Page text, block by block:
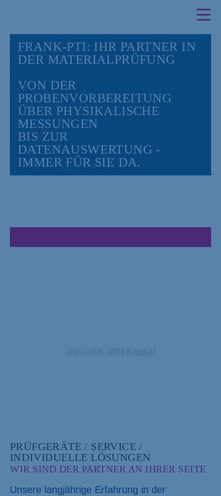
FRANK-PTI: IHR PARTNER IN
DER MATERIALPRÜFUNG
VON DER
PROBENVORBEREITUNG
ÜBER PHYSIKALISCHE
MESSUNGEN
BIS ZUR
DATENAUSWERTUNG -
IMMER FÜR SIE DA.
PRÜFGERÄTE / SERVICE /
INDIVIDUELLE LÖSUNGEN
WIR SIND DER PARTNER AN IHRER SEITE
Unsere langjährige Erfahrung in der